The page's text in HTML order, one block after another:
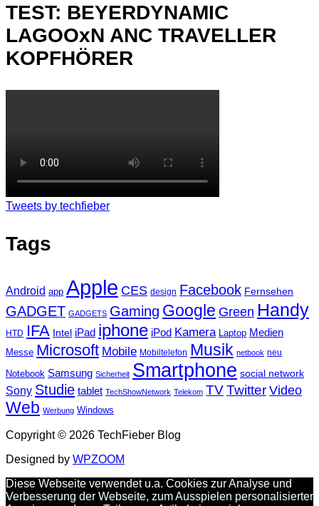
TEST: BEYERDYNAMIC
LAGOOxN ANC TRAVELLER
KOPFHÖRER
Tweets by techfieber
Tags
Android app Apple CES design Facebook Fernsehen
GADGET GADGETS Gaming Google Green Handy
HTD IFA Intel iPad iphone iPod Kamera Laptop Medien
Messe Microsoft Mobile Mobiltelefon Musik netbook neu
Notebook Samsung Sicherheit Smartphone social network
Sony Studie tablet TechShowNetwork Telekom TVTwitter Video
Web Werbung Windows
Copyright © 2026 TechFieber Blog
Designed by WPZOOM
Diese Webseite verwendet u.a. Cookies zur Analyse und
Verbesserung der Webseite, zum Ausspielen personalisierter